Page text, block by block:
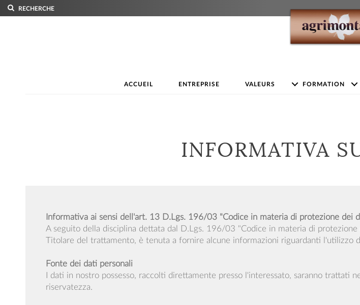
RECHERCHE
ACCUEIL ENTREPRISE VALEURS FORMATION
INFORMATIVA
Informativa ai sensi dell'art. 13 D.Lgs. 196/03 "Codice in materia di protezione dei
A seguito della disciplina dettata dal D.Lgs. 196/03 "Codice in materia di
Titolare del trattamento, è tenuta a fornire alcune informazioni riguardanti l'utilizzo
Fonte dei dati personali
I dati in nostro possesso, raccolti direttamente presso l'interessato, saranno
riservatezza.